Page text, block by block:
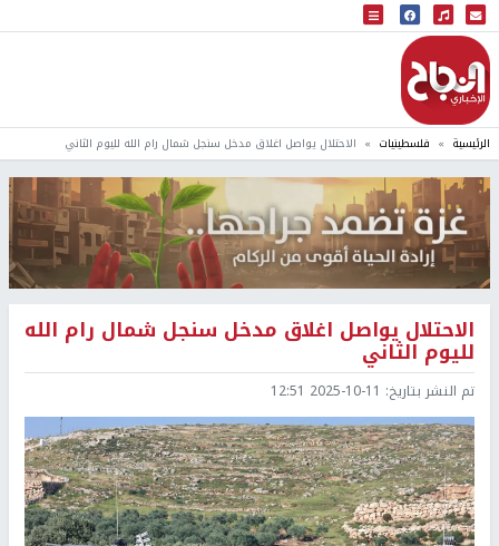
البث المباشر
إذاعة النجاح
الرئيسية فلسطينيات الاحتلال يواصل اغلاق مدخل سنجل شمال رام الله لليوم الثاني
الاحتلال يواصل اغلاق مدخل سنجل شمال رام الله
لليوم الثاني
تم النشر بتاريخ: 2025-10-11 12:51